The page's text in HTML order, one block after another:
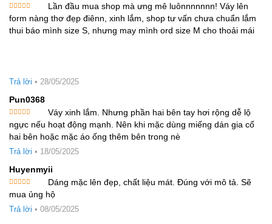
Được xếp
hạng5 5
sao
Lần đầu mua shop mà ưng mê luônnnnnnn! Váy lên
form nàng thơ đẹp điênn, xinh lắm, shop tư vấn chưa chuẩn lắm
thui báo mình size S, nhưng may mình ord size M cho thoải mái
Trả lời • 28/05/2025
Pun0368
xếp hạng
45 sao
Váy xinh lắm. Nhưng phần hai bên tay hơi rộng dễ lộ
ngực nếu hoạt động mạnh. Nên khi mặc dùng miếng dán gia cố
hai bên hoặc mặc áo ống thêm bên trong nè
Trả lời • 18/05/2025
Huyenmyii
Được xếp
hạng5 5
sao
Dáng mặc lên đẹp, chất liệu mát. Đúng với mô tả. Sẽ
mua ủng hộ
Trả lời • 08/05/2025